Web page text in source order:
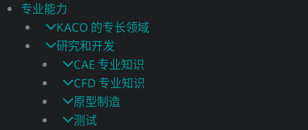
专业能力
KACO 的专长领域
研究和开发
CAE 专业知识
CFD 专业知识
原型制造
测试